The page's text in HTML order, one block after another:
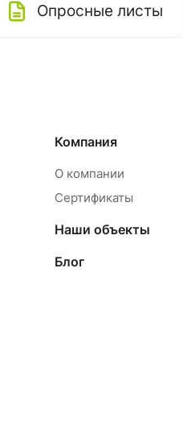
Опросные листы
Компания
О компании
Сертификаты
Наши объекты
Блог